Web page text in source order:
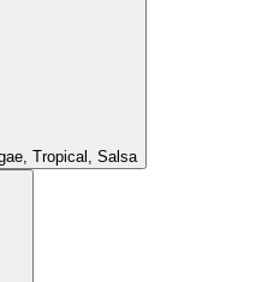
Tropical, Salsa